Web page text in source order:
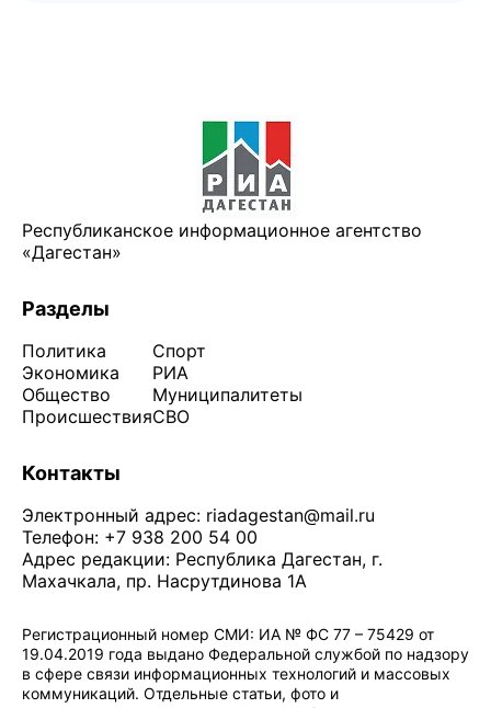
Республиканское информационное агентство
«Дагестан»
Разделы
Политика
Экономика
Общество
Происшествия
Спорт
РИА
Муниципалитеты
СВО
Контакты
Электронный адрес: riadagestan@mail.ru
Телефон: +7 938 200 54 00
Адрес редакции: Республика Дагестан, г.
Махачкала, пр. Насрутдинова 1А
Регистрационный номер СМИ: ИА № ФС 77 – 75429 от
19.04.2019 года выдано Федеральной службой по надзору
в сфере связи информационных технологий и массовых
коммуникаций. Отдельные статьи, фото и